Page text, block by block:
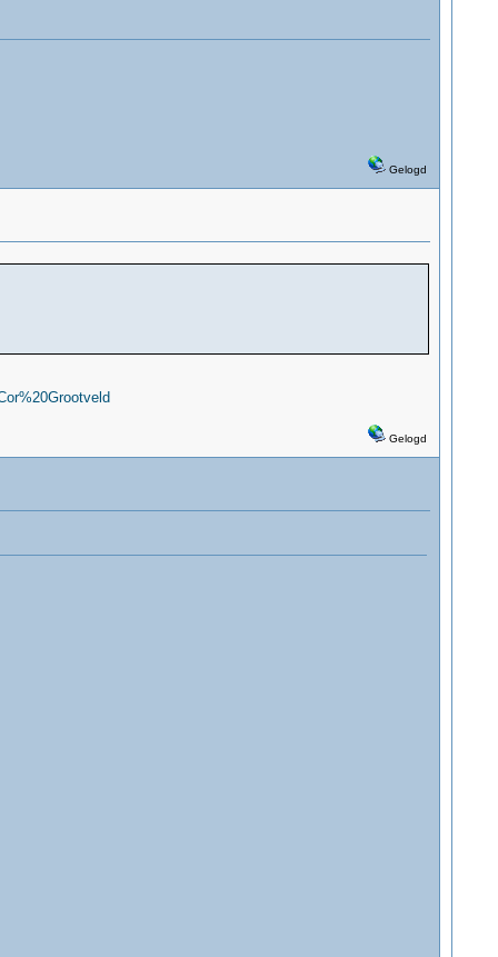
Gelogd
Gelogd